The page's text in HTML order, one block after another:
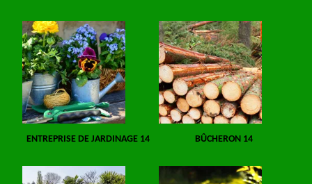
ENTREPRISE DE JARDINAGE 14 BÛCHERON 14